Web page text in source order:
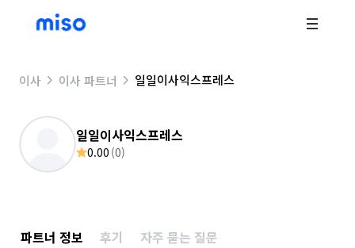
이사 이사 파트너 일일이사익스프레스
일일이사익스프레스
0.00 (0)
파트너 정보 후기 자주 묻는 질문